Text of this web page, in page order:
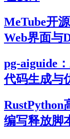
MeTube开
Web界面与
pg-aiguide
代码生成与
RustPython
编写释放脚